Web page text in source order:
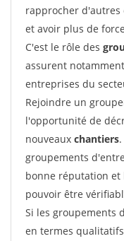
rapprocher
et avoir plus de
C'est le rôle des
assurent
entreprises du
Rejoindre un
l'opportunité de
nouveaux chantiers
groupements
bonne réputation
pouvoir être
Si les groupements
en termes